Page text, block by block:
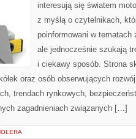
interesują się światem
z myślą o czytelnikach,
poinformowani w
ale jednocześnie szukają
i ciekawy sposób. Strona
oraz osób obserwujących
trendach rynkowych,
zagadnieniach związanych […]